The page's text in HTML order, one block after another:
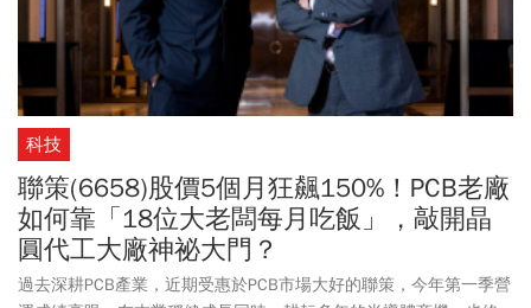
科技
聯策(6658)股價5個月狂飆150%！PCB老廠
如何靠「18位大老闆每月吃飯」，敲開晶
圓代工大廠神祕大門？
過去深耕PCB產業，近期受惠於PCB市場大好的聯策，今年第一季營